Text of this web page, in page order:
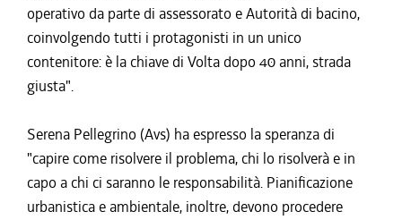
operativo da parte di assessorato e Autorità di bacino,
coinvolgendo tutti i protagonisti in un unico
contenitore: è la chiave di Volta dopo 40 anni, strada
giusta".
Serena Pellegrino (Avs) ha espresso la speranza di
"capire come risolvere il problema, chi lo risolverà e in
capo a chi ci saranno le responsabilità. Pianificazione
urbanistica e ambientale, inoltre, devono procedere